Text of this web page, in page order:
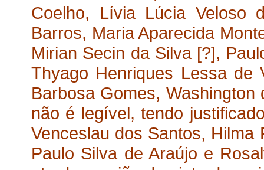
Coelho, Lívia Lúcia Veloso
Barros, Maria Aparecida
Mirian Secin da Silva [?],
Thyago Henriques Lessa de
Barbosa Gomes,
não é legível, tendo
Venceslau dos Santos, Hilma
Paulo Silva de Araújo e